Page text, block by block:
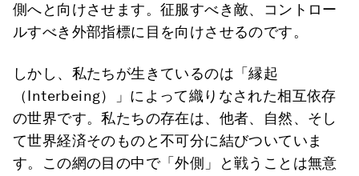
側へと向けさせます。征服すべき敵、コントロー
ルすべき外部指標に目を向けさせるのです。
しかし、私たちが生きているのは「縁起
（Interbeing）」によって織りなされた相互依存
の世界です。私たちの存在は、他者、自然、そし
て世界経済そのものと不可分に結びついていま
す。この網の目の中で「外側」と戦うことは無意